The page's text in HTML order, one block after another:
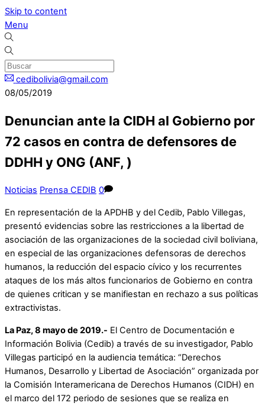
Skip to content
Menu
cedibolivia@gmail.com
08/05/2019
Denuncian ante la CIDH al Gobierno por
72 casos en contra de defensores de
DDHH y ONG (ANF, )
Noticias Prensa CEDIB 0
En representación de la APDHB y del Cedib, Pablo Villegas,
presentó evidencias sobre las restricciones a la libertad de
asociación de las organizaciones de la sociedad civil boliviana,
en especial de las organizaciones defensoras de derechos
humanos, la reducción del espacio cívico y los recurrentes
ataques de los más altos funcionarios de Gobierno en contra
de quienes critican y se manifiestan en rechazo a sus políticas
extractivistas.
La Paz, 8 mayo de 2019.- El Centro de Documentación e
Información Bolivia (Cedib) a través de su investigador, Pablo
Villegas participó en la audiencia temática: “Derechos
Humanos, Desarrollo y Libertad de Asociación” organizada por
la Comisión Interamericana de Derechos Humanos (CIDH) en
el marco del 172 periodo de sesiones que se realiza en